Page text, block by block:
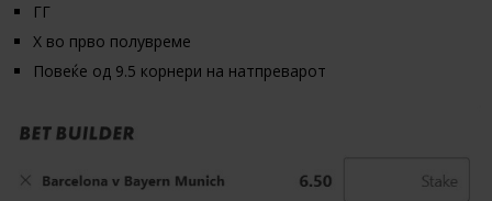
ГГ
Х во прво полувреме
Повеќе од 9.5 корнери на натпреварот